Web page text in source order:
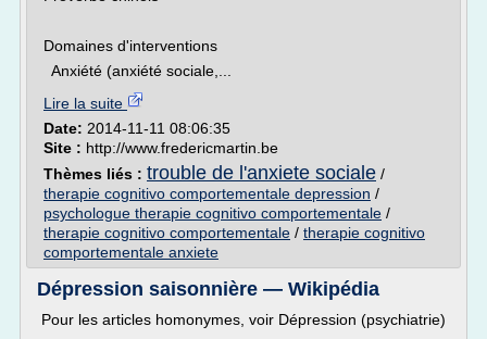
Domaines d'interventions
Anxiété (anxiété sociale,...
Lire la suite
Date: 2014-11-11 08:06:35
Site : http://www.fredericmartin.be
Thèmes liés : trouble de l'anxiete sociale /
therapie cognitivo comportementale depression /
psychologue therapie cognitivo comportementale /
therapie cognitivo comportementale / therapie cognitivo
comportementale anxiete
Dépression saisonnière — Wikipédia
Pour les articles homonymes, voir Dépression (psychiatrie)